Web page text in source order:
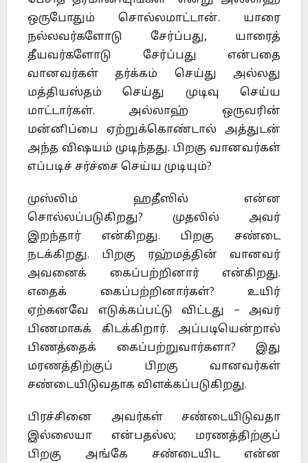
ஒருபோதும் சொல்லமாட்டான். யாரை
நல்லவர்களோடு சேர்ப்பது, யாரைத்
தீயவர்களோடு சேர்ப்பது என்பதை
வானவர்கள் தர்க்கம் செய்து அல்லது
மத்தியஸ்தம் செய்து முடிவு செய்ய
மாட்டார்கள். அல்லாஹ் ஒருவரின்
மன்னிப்பை ஏற்றுக்கொண்டால் அத்துடன்
அந்த விஷயம் முடிந்தது. பிறகு வானவர்கள்
எப்படிச் சர்ச்சை செய்ய முடியும்?
முஸ்லிம் ஹதீஸில் என்ன
சொல்லப்படுகிறது? முதலில் அவர்
இறந்தார் என்கிறது. பிறகு சண்டை
நடக்கிறது. பிறகு ரஹ்மத்தின் வானவர்
அவனைக் கைப்பற்றினார் என்கிறது.
எதைக் கைப்பற்றினார்கள்? உயிர்
ஏற்கனவே எடுக்கப்பட்டு விட்டது – அவர்
பிணமாகக் கிடக்கிறார். அப்படியென்றால்
பிணத்தைக் கைப்பற்றுவார்களா? இது
மரணத்திற்குப் பிறகு வானவர்கள்
சண்டையிடுவதாக விளக்கப்படுகிறது.
பிரச்சினை அவர்கள் சண்டையிடுவதா
இல்லையா என்பதல்ல; மரணத்திற்குப்
பிறகு அங்கே சண்டையிட என்ன